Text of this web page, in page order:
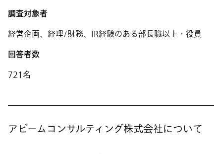
調査対象者
経営企画、経理/財務、IR経験のある部長職以上・役員
回答者数
721名
アビームコンサルティング株式会社について